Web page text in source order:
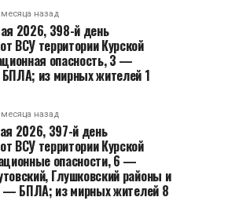
месяца назад
2026, 398-й день
ВСУ территории Курской
опасность, 3 —
из мирных жителей 1
месяца назад
2026, 397-й день
ВСУ территории Курской
опасности, 6 —
Глушковский районы и
— БПЛА; из мирных жителей 8